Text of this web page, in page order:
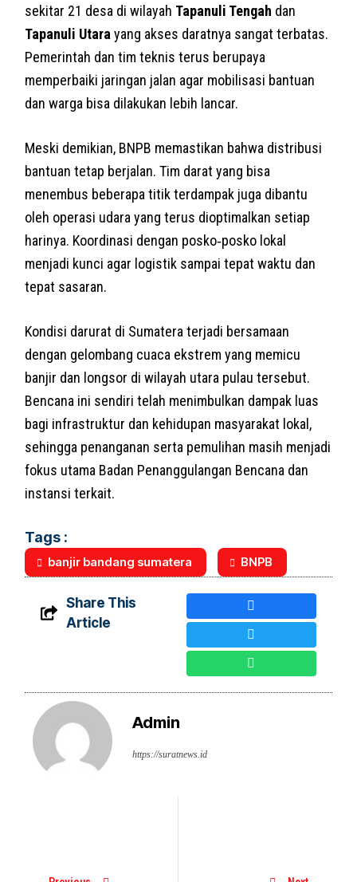
sekitar 21 desa di wilayah Tapanuli Tengah dan
Tapanuli Utara yang akses daratnya sangat terbatas.
Pemerintah dan tim teknis terus berupaya
memperbaiki jaringan jalan agar mobilisasi bantuan
dan warga bisa dilakukan lebih lancar.
Meski demikian, BNPB memastikan bahwa distribusi
bantuan tetap berjalan. Tim darat yang bisa
menembus beberapa titik terdampak juga dibantu
oleh operasi udara yang terus dioptimalkan setiap
harinya. Koordinasi dengan posko‑posko lokal
menjadi kunci agar logistik sampai tepat waktu dan
tepat sasaran.
Kondisi darurat di Sumatera terjadi bersamaan
dengan gelombang cuaca ekstrem yang memicu
banjir dan longsor di wilayah utara pulau tersebut.
Bencana ini sendiri telah menimbulkan dampak luas
bagi infrastruktur dan kehidupan masyarakat lokal,
sehingga penanganan serta pemulihan masih menjadi
fokus utama Badan Penanggulangan Bencana dan
instansi terkait.
Tags :
banjir bandang sumatera BNPB
Share This
Article
Admin
https://suratnews.id